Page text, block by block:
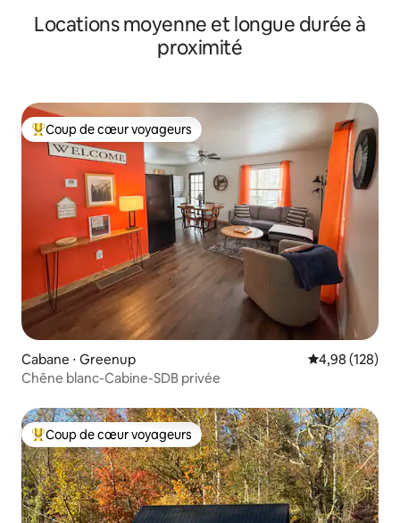
Locations moyenne et longue durée à
proximité
Coups de cœur voyageurs les plus appréciés
Coup de cœur voyageurs
Cabane ⋅ Greenup Évaluation
4,98 (128)
Chêne blanc-Cabine-SDB privée
Coups de cœur voyageurs les plus appréciés
Coup de cœur voyageurs